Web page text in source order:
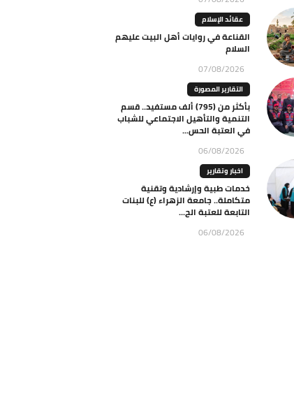
عقائد الإسلام
القناعة في روايات أهل البيت عليهم
السلام
07/08/2026
التقارير المصورة
بأكثر من (795) ألف مستفيد.. قسم
التنمية والتأهيل الاجتماعي للشباب
في العتبة الحس...
06/08/2026
اخبار وتقارير
خدمات طبية وإرشادية وتقنية
متكاملة.. جامعة الزهراء (ع) للبنات
التابعة للعتبة الح...
06/08/2026